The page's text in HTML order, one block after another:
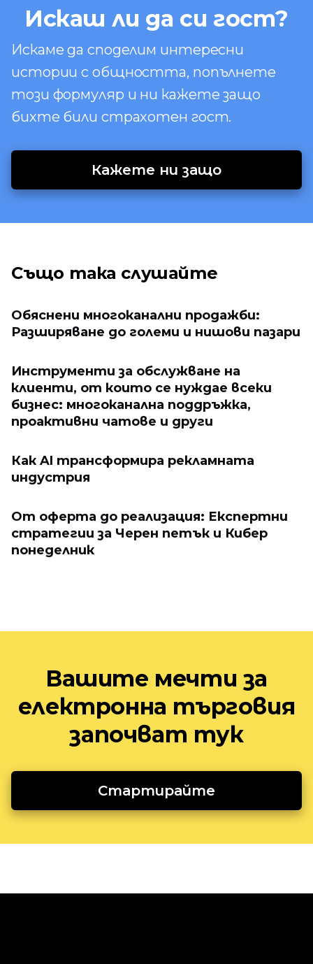
Искаш ли да си гост?
Искаме да споделим интересни
истории с общността, попълнете
този формуляр и ни кажете защо
бихте били страхотен гост.
Кажете ни защо
Също така слушайте
Обяснени многоканални продажби:
Разширяване до големи и нишови пазари
Инструменти за обслужване на
клиенти, от които се нуждае всеки
бизнес: многоканална поддръжка,
проактивни чатове и други
Как AI трансформира рекламната
индустрия
От оферта до реализация: Експертни
стратегии за Черен петък и Кибер
понеделник
Вашите мечти за
електронна търговия
започват тук
Стартирайте